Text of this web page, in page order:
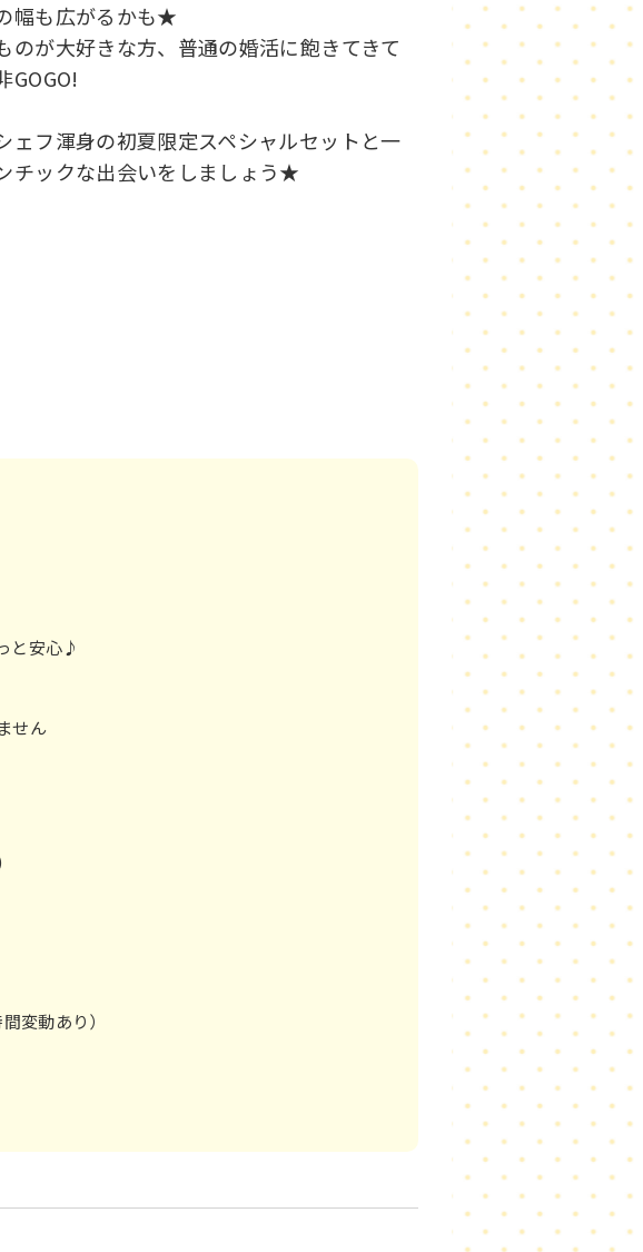
幅も広がるかも★
のが大好きな方、普通の婚活に飽きてきて
GOGO!
ェフ渾身の初夏限定スペシャルセットと一
チックな出会いをしましょう★
と安心♪
せん
間変動あり）